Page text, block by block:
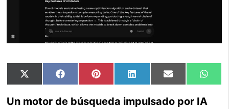
Compartir
en
X
Compartir
en
FacebookCompartir
en
PinterestCompartir
en
LinkedInCompartir
en
Email
en
Un motor de búsqueda impulsado por IA